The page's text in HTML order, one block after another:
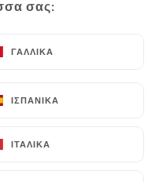
σας:
ΓΑΛΛΙΚΆ
ΙΣΠΑΝΙΚΆ
ΙΤΑΛΙΚΆ
σας:
ΓΑΛΛΙΚΆ
ΙΣΠΑΝΙΚΆ
ΙΤΑΛΙΚΆ